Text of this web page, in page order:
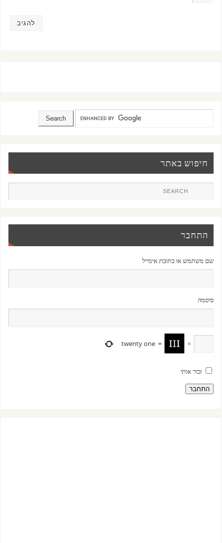
חיפוש באתר
התחבר
שם משתמש או כתובת אימייל
סיסמה
×
=
twenty one
זכור אותי
התחבר